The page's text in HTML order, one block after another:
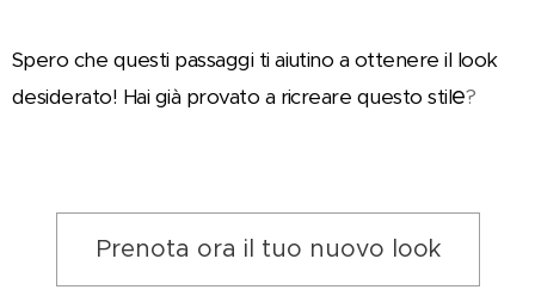
Spero che questi passaggi ti aiutino a ottenere il look
desiderato! Hai già provato a ricreare questo stile?
Prenota ora il tuo nuovo look